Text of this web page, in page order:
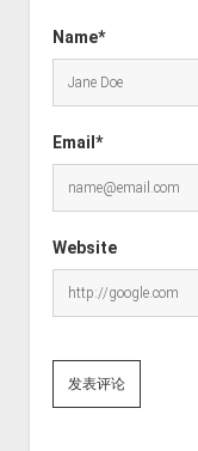
Name*
Email*
Website